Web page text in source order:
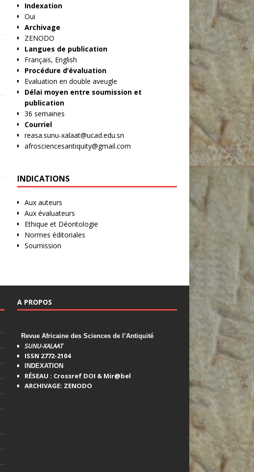
Indexation
Oui
Archivage
ZENODO
Langues de publication
Français, English
Procédure d’évaluation
Evaluation en double aveugle
Délai moyen entre soumission et
publication
36 semaines
Courriel
reasa.sunu-xalaat@ucad.edu.sn
afrosciencesantiquity@gmail.com
INDICATIONS
Aux auteurs
Aux évaluateurs
Ethique et Déontologie
Normes éditoriales
Soumission
A PROPOS
Revue Africaine des Sciences de l’Antiquité
SUNU-XALAAT
ISSN 2772-2104
INDEXATION
RÉSEAU : Crossref DOI & Mir@bel
ARCHIVAGE: ZENODO